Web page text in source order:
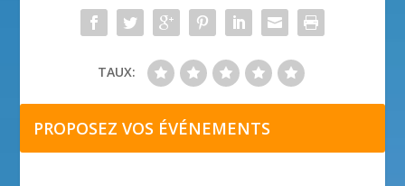
TAUX:
PROPOSEZ VOS ÉVÉNEMENTS